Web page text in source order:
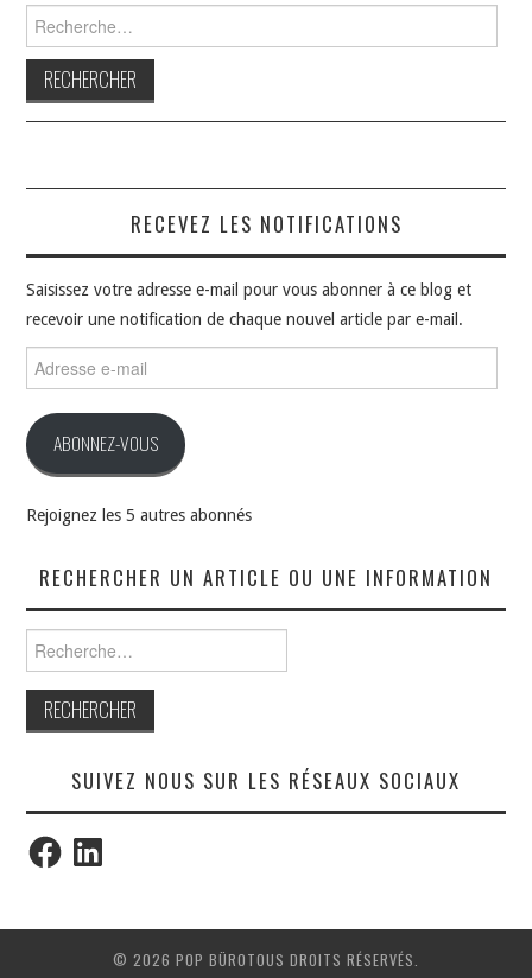
RECEVEZ LES NOTIFICATIONS
Saisissez votre adresse e-mail pour vous abonner à ce blog et
recevoir une notification de chaque nouvel article par e-mail.
e-
ABONNEZ-VOUS
Rejoignez les 5 autres abonnés
RECHERCHER UN ARTICLE OU UNE INFORMATION
SUIVEZ NOUS SUR LES RÉSEAUX SOCIAUX
FacebookLinkedIn
© 2026 POP BÜROTOUS DROITS RÉSERVÉS.